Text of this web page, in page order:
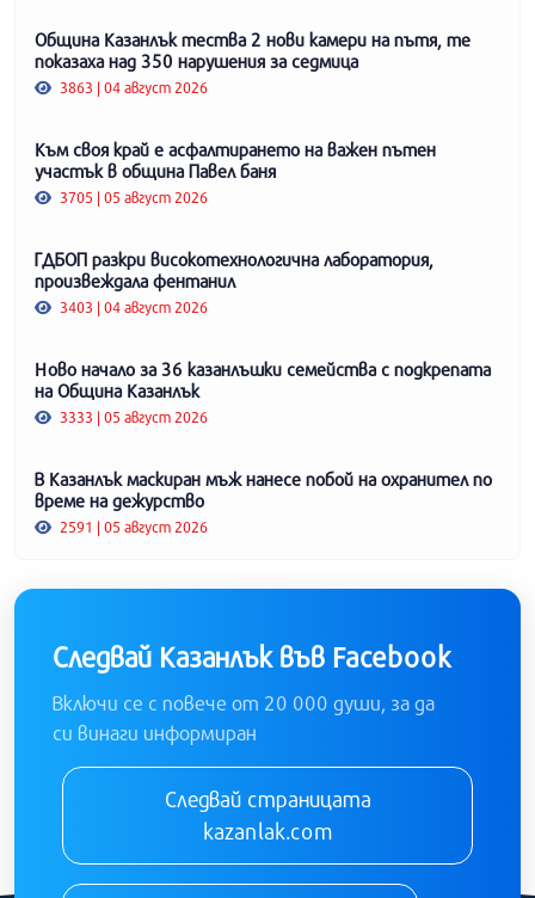
Община Казанлък тества 2 нови камери на пътя, те
показаха над 350 нарушения за седмица
3863 | 04 август 2026
Към своя край е асфалтирането на важен пътен
участък в община Павел баня
3705 | 05 август 2026
ГДБОП разкри високотехнологична лаборатория,
произвеждала фентанил
3403 | 04 август 2026
Ново начало за 36 казанлъшки семейства с подкрепата
на Община Казанлък
3333 | 05 август 2026
В Казанлък маскиран мъж нанесе побой на охранител по
време на дежурство
2591 | 05 август 2026
Следвай Казанлък във Facebook
Включи се с повече от 20 000 души, за да
си винаги информиран
Следвай страницата
kazanlak.com